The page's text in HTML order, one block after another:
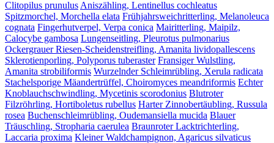
Clitopilus prunulus Aniszähling, Lentinellus cochleatus
Spitzmorchel, Morchella elata Frühjahrsweichritterling, Melanoleuca
cognata Fingerhutverpel, Verpa conica Mairitterling, Maipilz,
Calocybe gambosa Lungenseitling, Pleurotus pulmonarius
Ockergrauer Riesen-Scheidenstreifling, Amanita lividopallescens
Sklerotienporling, Polyporus tuberaster Fransiger Wulstling,
Amanita strobiliformis Wurzelnder Schleimrübling, Xerula radicata
Stachelsporige Mäandertrüffel, Choiromyces meandriformis Echter
Knoblauchschwindling, Mycetinis scorodonius Blutroter
Filzröhrling, Hortiboletus rubellus Harter Zinnobertäubling, Russula
rosea Buchenschleimrübling, Oudemansiella mucida Blauer
Träuschling, Stropharia caerulea Braunroter Lacktrichterling,
Laccaria proxima Kleiner Waldchampignon, Agaricus silvaticus